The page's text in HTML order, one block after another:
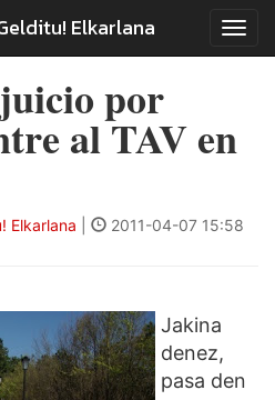
Elkarlana
por
al TAV en
Elkarlana 2011-04-07 15:58
Jakina
denez,
pasa den